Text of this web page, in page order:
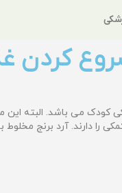
کردن
می باشد. البته این
غذاهای کمکی را دارند. آرد